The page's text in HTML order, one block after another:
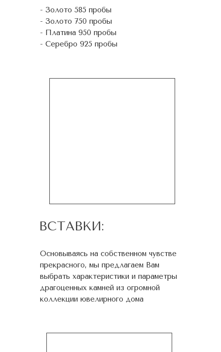
- Золото 585 пробы
- Золото 750 пробы
- Платина 950 пробы
- Серебро 925 пробы
ВСТАВКИ:
Основываясь на собственном чувстве
прекрасного, мы предлагаем Вам
выбрать характеристики и параметры
драгоценных камней из огромной
коллекции ювелирного дома